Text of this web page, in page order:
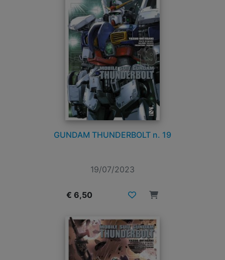
GUNDAM THUNDERBOLT n. 19
19/07/2023
€ 6,50